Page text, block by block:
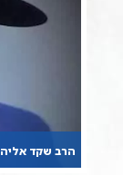
הרב שקד